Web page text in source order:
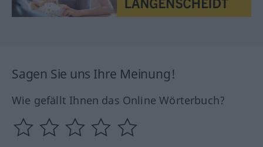
Sagen Sie uns Ihre Meinung!
Wie gefällt Ihnen das Online Wörterbuch?